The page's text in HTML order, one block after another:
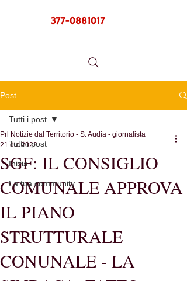
377-0881017
Post
Tutti i post
Inizia
La tua community
Tutti i post
SGF: IL CONSIGLIO
COMUNALE APPROVA
IL PIANO
STRUTTURALE
CONUNALE - LA
Prl Notizie dal Territorio - S. Audia - giornalista
21 dic 2022